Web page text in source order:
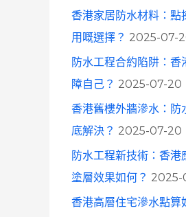
香港家居防水材料：點
用嘅選擇？ 2025-07-
防水工程合約陷阱：香
障自己？ 2025-07-20
香港舊樓外牆滲水：防
底解決？ 2025-07-20
防水工程新技術：香港
塗層效果如何？ 2025-
香港高層住宅滲水點算